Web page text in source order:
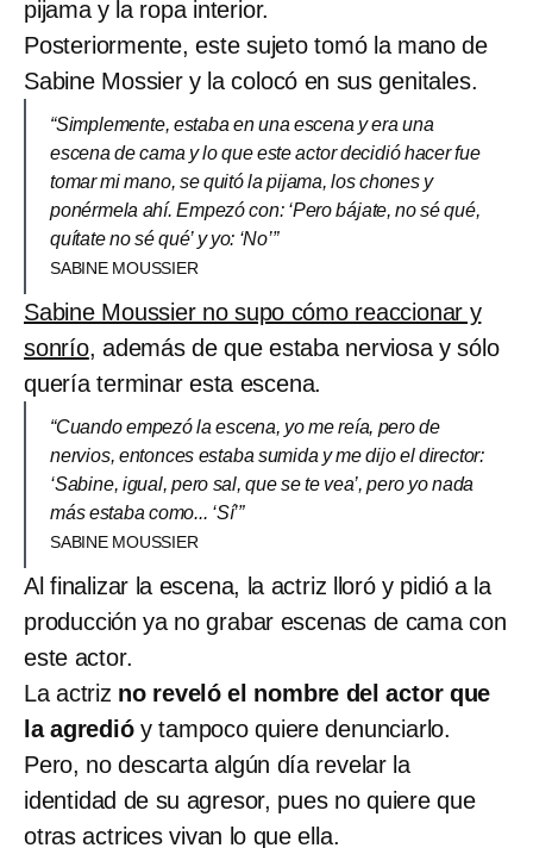
pijama y la ropa interior.
Posteriormente, este sujeto tomó la mano de
Sabine Mossier y la colocó en sus genitales.
“Simplemente, estaba en una escena y era una
escena de cama y lo que este actor decidió hacer fue
tomar mi mano, se quitó la pijama, los chones y
ponérmela ahí. Empezó con: ‘Pero bájate, no sé qué,
quítate no sé qué’ y yo: ‘No’”
SABINE MOUSSIER
Sabine Moussier no supo cómo reaccionar y
sonrío, además de que estaba nerviosa y sólo
quería terminar esta escena.
“Cuando empezó la escena, yo me reía, pero de
nervios, entonces estaba sumida y me dijo el director:
‘Sabine, igual, pero sal, que se te vea’, pero yo nada
más estaba como... ‘Sí’”
SABINE MOUSSIER
Al finalizar la escena, la actriz lloró y pidió a la
producción ya no grabar escenas de cama con
este actor.
La actriz no reveló el nombre del actor que
la agredióy tampoco quiere denunciarlo.
Pero, no descarta algún día revelar la
identidad de su agresor, pues no quiere que
otras actrices vivan lo que ella.